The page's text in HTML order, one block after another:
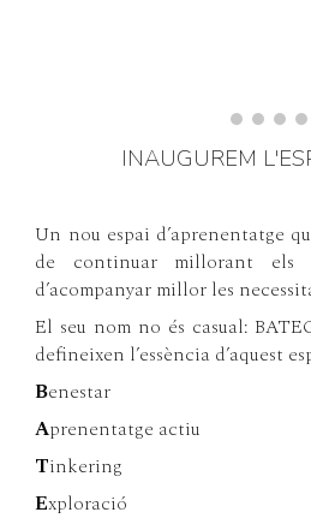
INAUGUREM
Un nou espai d’aprenentatge
de continuar millorant els
d’acompanyar millor les
El seu nom no és casual:
defineixen l’essència d’aquest
Benestar
Aprenentatge actiu
Tinkering
Exploració